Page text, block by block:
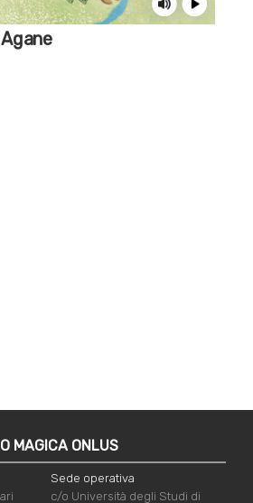
MAGICA ONLUS
Sede operativa
c/o Università degli Studi di